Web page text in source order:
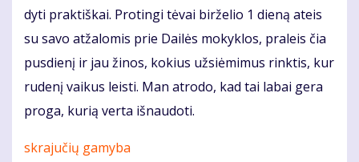
dy­ti prak­tiš­kai. Pro­tin­gi tė­vai bir­že­lio 1 die­ną at­eis
su sa­vo at­ža­lo­mis prie Dai­lės mo­kyk­los, pra­leis čia
pus­die­nį ir jau ži­nos, ko­kius už­si­ė­mi­mus rink­tis, kur
ru­de­nį vai­kus leis­ti. Man at­ro­do, kad tai la­bai ge­ra
pro­ga, ku­rią ver­ta iš­nau­do­ti.
skrajučių gamyba